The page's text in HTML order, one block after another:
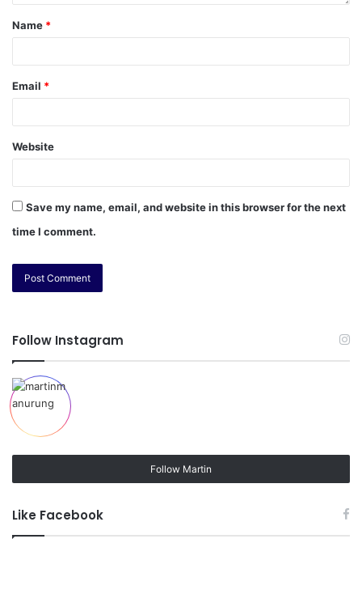
Name *
Email *
Website
Save my name, email, and website in this browser for the next
time I comment.
Follow Instagram
Follow Martin
Like Facebook